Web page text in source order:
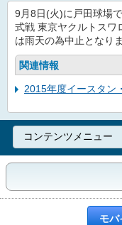
9月8日(火)に戸田球場
式戦 東京ヤクルトスワ
は雨天の為中止となり
関連情報
2015年度イースタン
モバ